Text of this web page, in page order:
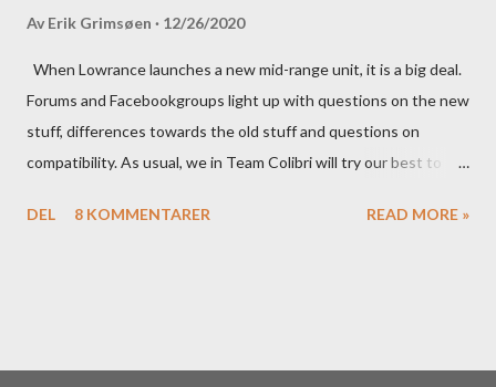
Av Erik Grimsøen 12/26/2020
When Lowrance launches a new mid-range unit, it is a big deal.
Forums and Facebookgroups light up with questions on the new
stuff, differences towards the old stuff and questions on
compatibility. As usual, we in Team Colibri will try our best to
in-your-boat approach.
DEL 8 KOMMENTARER READ MORE »